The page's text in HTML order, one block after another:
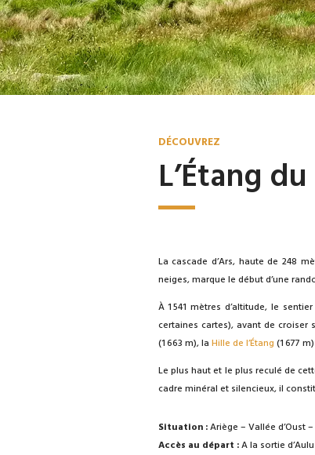
DÉCOUVREZ
L’Étang
La cascade d’Ars, haute de 248
neiges, marque le début d’une
À 1 541 mètres d’altitude, le
certaines cartes), avant de croiser
(1 663 m), la Hille de l’Étang (1 677
Le plus haut et le plus reculé de
cadre minéral et silencieux, il
Situation :Ariège – Vallée d’Oust –
Accès au départ :A la sortie